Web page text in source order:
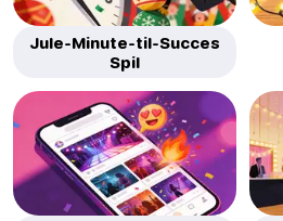
Jule-Minute-til-Succes
Spil